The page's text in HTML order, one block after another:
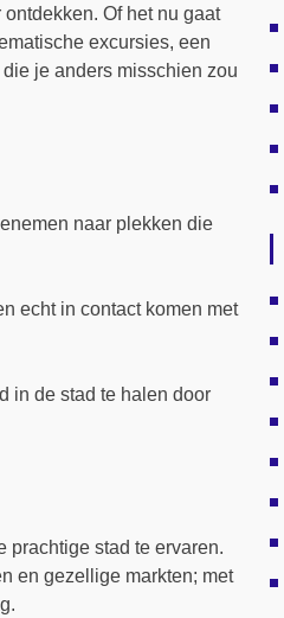
Of het nu gaat
excursies, een
je anders misschien zou
naar plekken die
echt in contact komen met
in de stad te halen door
prachtige stad te ervaren.
en gezellige markten; met